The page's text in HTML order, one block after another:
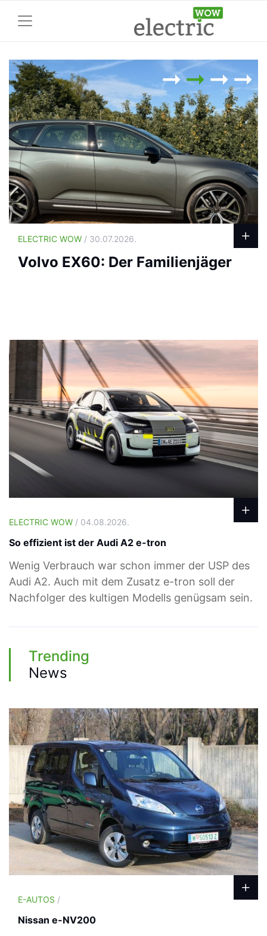
ELECTRIC WOW / 30.07.2026.
Volvo EX60: Der Familienjäger
ELECTRIC WOW / 04.08.2026.
So effizient ist der Audi A2 e-tron
Wenig Verbrauch war schon immer der USP des
Audi A2. Auch mit dem Zusatz e-tron soll der
Nachfolger des kultigen Modells genügsam sein.
Trending
News
E-AUTOS /
Nissan e-NV200